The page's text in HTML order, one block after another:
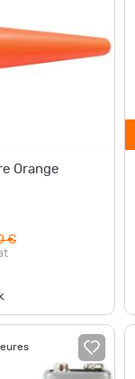
Orange
€